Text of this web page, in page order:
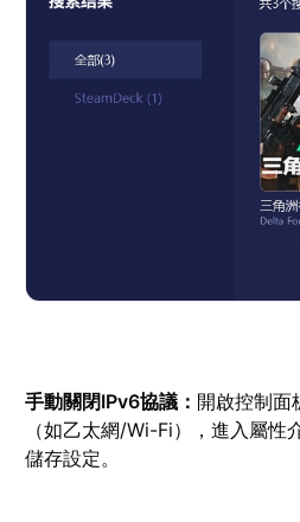
手動關閉IPv6協議： 開啟控制面
（如乙太網/Wi-Fi），進入屬
儲存設定。